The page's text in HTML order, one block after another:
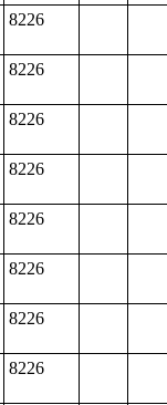
8226
8226
8226
8226
8226
8226
8226
8226